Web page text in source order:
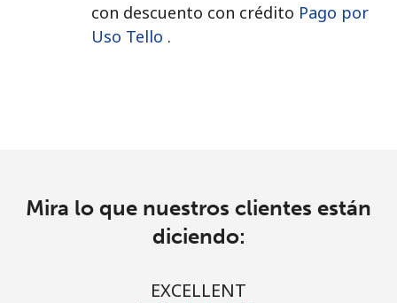
con descuento con crédito Pago por
Uso Tello .
Mira lo que nuestros clientes están
diciendo:
EXCELLENT